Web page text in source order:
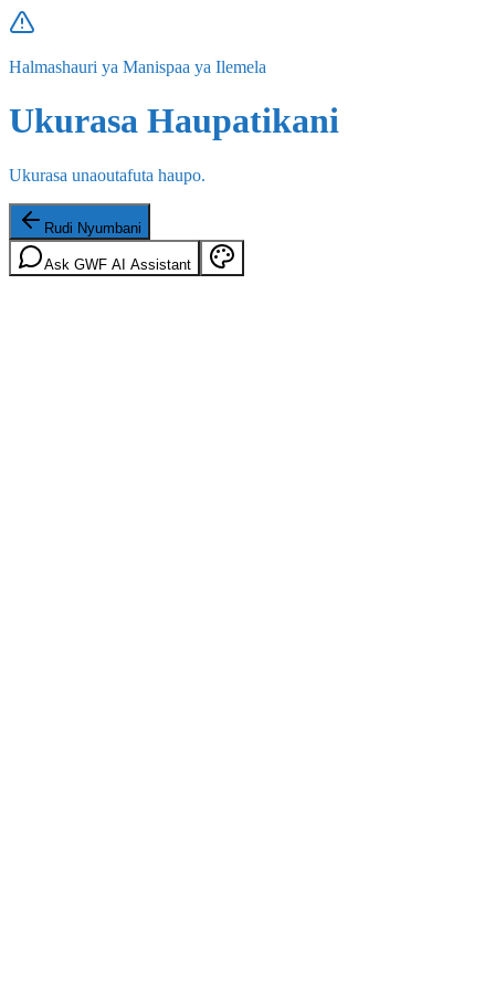
Halmashauri ya Manispaa ya Ilemela
Ukurasa Haupatikani
Ukurasa unaoutafuta haupo.
Rudi Nyumbani
Ask GWF AI Assistant